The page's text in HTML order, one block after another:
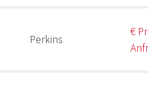
Perkins
€